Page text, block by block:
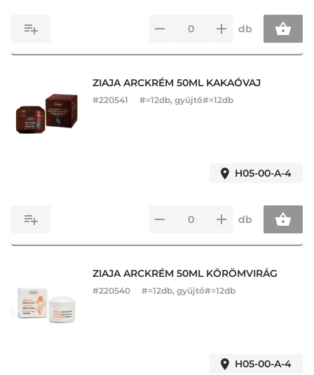
db
ZIAJA ARCKRÉM 50ML KAKAÓVAJ
#220541 #=12db, gyűjtő#=12db
H05-00-A-4
db
ZIAJA ARCKRÉM 50ML KÖRÖMVIRÁG
#220540 #=12db, gyűjtő#=12db
H05-00-A-4